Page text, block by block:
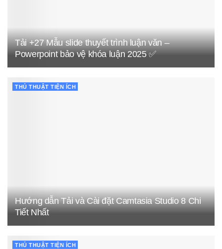
Tải +27 Mẫu slide thuyết trình luận văn –
Powerpoint bảo vệ khóa luận 2025 ✅
THỦ THUẬT TIỆN ÍCH
Hướng dẫn Tải và Cài đặt Camtasia Studio 8 Chi
Tiết Nhất
THỦ THUẬT TIỆN ÍCH